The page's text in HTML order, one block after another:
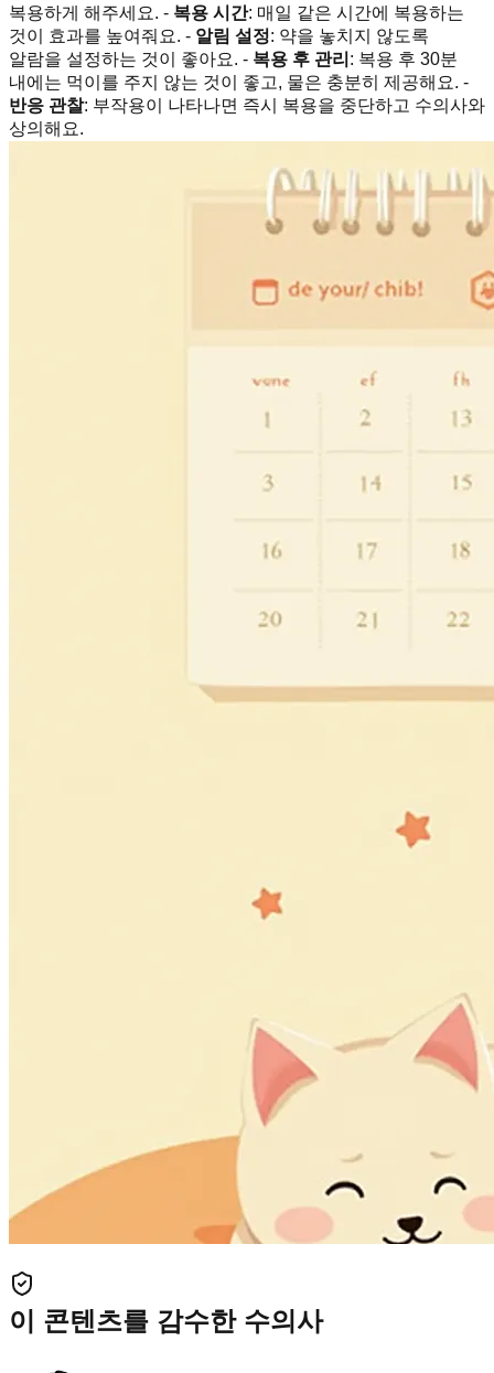
복용하게 해주세요. - 복용 시간: 매일 같은 시간에 복용하는
것이 효과를 높여줘요. - 알림 설정: 약을 놓치지 않도록
알람을 설정하는 것이 좋아요. - 복용 후 관리 : 복용 후 30분
내에는 먹이를 주지 않는 것이 좋고, 물은 충분히 제공해요. -
반응 관찰: 부작용이 나타나면 즉시 복용을 중단하고 수의사와
상의해요.
이 콘텐츠를 감수한 수의사